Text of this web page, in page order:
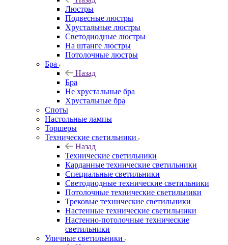
Люстры
Подвесные люстры
Хрустальные люстры
Светодиодные люстры
На штанге люстры
Потолочные люстры
Бра
Назад
Бра
Не хрустальные бра
Хрустальные бра
Споты
Настольные лампы
Торшеры
Технические светильники
Назад
Технические светильники
Карданные технические светильники
Специальные светильники
Светодиодные технические светильники
Потолочные технические светильники
Трековые технические светильники
Настенные технические светильники
Настенно-потолочные технические
светильники
Уличные светильники